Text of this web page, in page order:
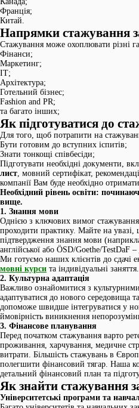
Франція;
Китай.
Напрямки стажування
Стажування може охоплювати різні
Фінанси;
Маркетинг;
ІТ;
Архітектура;
Готельний бізнес;
Fashion and PR;
та багато інших;
Як підготуватися до
Для того, щоб потрапити на
Бути готовим до вступних іспитів;
Знати тонкощі співбесіди;
Підготувати необхідні документи,
лист, мовний сертифікат,
компанії Вам буде необхідно
Необхідний рівень освіти:
вище.
1. Знання мови
Однією з ключових вимог
проходити практику. Майте на увазі,
підтвердження знання мови
англійської або ÖSD/Goethe/TestDaF
Ми готуємо наших клієнтів до сдачі
мовні курси та індивідуальні заняття.
2. Культурна адаптація
Важливо ознайомитися з
адаптуватися до нового середовища
допоможе швидше інтегруватися у
ймовірність виникнення
3. Фінансове планування
Перед початком стажування варто
проживання, харчування, медичне
витрати. Більшість стажувань в
полегшити фінансовий тягар. Наша
детальний фінансовий план та
Як знайти стажування
Університетські програми та